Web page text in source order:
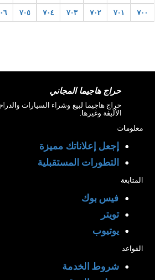
٧٠٠ ٧٠١ ٧٠٢ ٧٠٣ ٧٠٤ ٧٠٥
حراج هاجيما المجاني
حراج هاجيما لبيع وشراء السيارات
الأليفة وغيرها.
معلومات
إجعل إعلاناتك مميزة
التطورات المستقبلية
المتابعة
فيس بوك
تويتر
يوتيوب
القواعد
شروط الخدمة